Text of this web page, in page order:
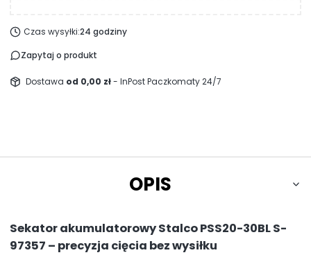
Czas wysyłki:24 godziny
Zapytaj o produkt
Dostawa od 0,00 zł- InPost Paczkomaty 24/7
OPIS
Sekator akumulatorowy Stalco PSS20-30BL S-
97357 – precyzja cięcia bez wysiłku